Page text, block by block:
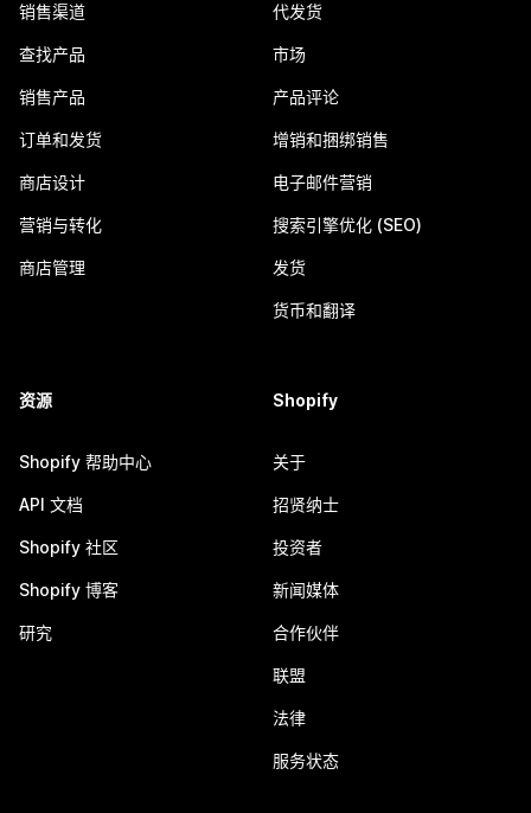
销售渠道
查找产品
销售产品
订单和发货
商店设计
营销与转化
商店管理
代发货
市场
产品评论
增销和捆绑销售
电子邮件营销
搜索引擎优化 (SEO)
发货
货币和翻译
资源
Shopify 帮助中心
API 文档
Shopify 社区
Shopify 博客
研究
Shopify
关于
招贤纳士
投资者
新闻媒体
合作伙伴
联盟
法律
服务状态